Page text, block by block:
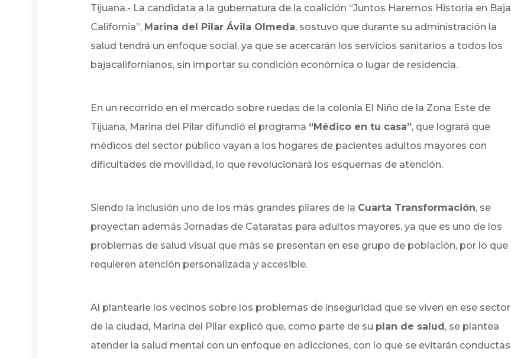
Tijuana.- La candidata a la gubernatura de la coalición “Juntos Haremos Historia en Baja
California”, Marina del Pilar Ávila Olmeda, sostuvo que durante su administración la
salud tendrá un enfoque social, ya que se acercarán los servicios sanitarios a todos los
bajacalifornianos, sin importar su condición económica o lugar de residencia.
En un recorrido en el mercado sobre ruedas de la colonia El Niño de la Zona Este de
Tijuana, Marina del Pilar difundió el programa “Médico en tu casa”, que logrará que
médicos del sector público vayan a los hogares de pacientes adultos mayores con
dificultades de movilidad, lo que revolucionará los esquemas de atención.
Siendo la inclusión uno de los más grandes pilares de la Cuarta Transformación, se
proyectan además Jornadas de Cataratas para adultos mayores, ya que es uno de los
problemas de salud visual que más se presentan en ese grupo de población, por lo que
requieren atención personalizada y accesible.
Al plantearle los vecinos sobre los problemas de inseguridad que se viven en ese sector
de la ciudad, Marina del Pilar explicó que, como parte de su plan de salud , se plantea
atender la salud mental con un enfoque en adicciones, con lo que se evitarán conductas